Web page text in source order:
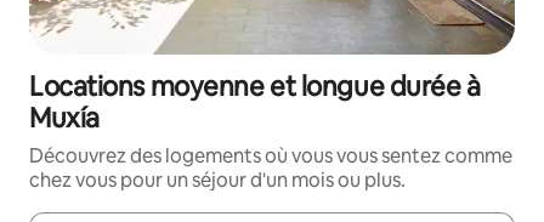
Locations moyenne et longue durée à
Muxía
Découvrez des logements où vous vous sentez comme
chez vous pour un séjour d'un mois ou plus.